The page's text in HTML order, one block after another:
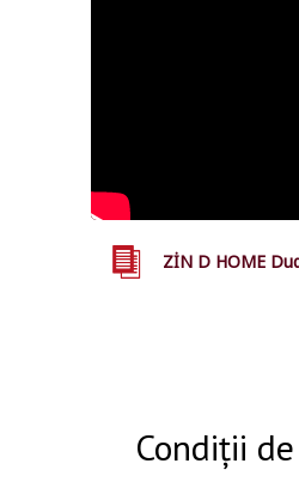
ZİN D HOME
Condiții